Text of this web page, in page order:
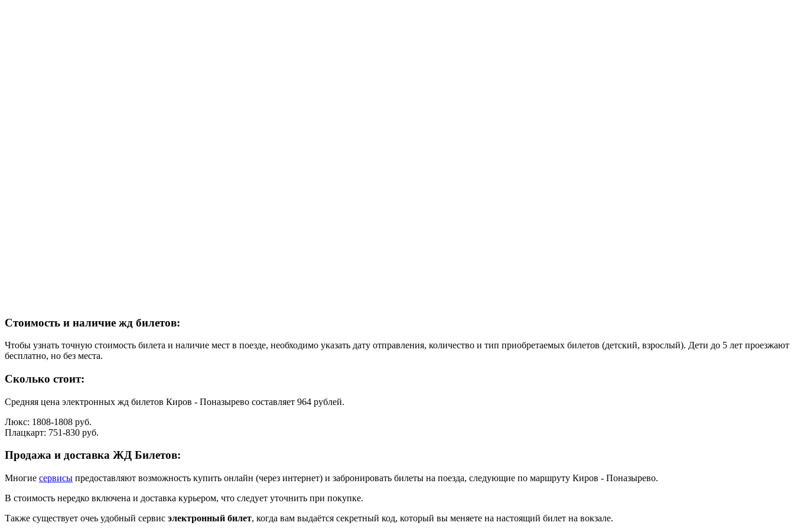
Стоимость и наличие жд билетов:
Чтобы узнать точную стоимость билета и наличие мест в поезде, необходимо указать дату отправления, количество и тип приобретаемых билетов (детский, взрослый). Дети до 5 лет проезжают
бесплатно, но без места.
Сколько стоит:
Средняя цена электронных жд билетов Киров - Поназырево составляет 964 рублей.
Люкс: 1808-1808 руб.
Плацкарт: 751-830 руб.
Продажа и доставка ЖД Билетов:
Многие сервисы предоставляют возможность купить онлайн (через интернет) и забронировать билеты на поезда, следующие по маршруту Киров - Поназырево.
В стоимость нередко включена и доставка курьером, что следует уточнить при покупке.
Также существует очеь удобный сервис электронный билет, когда вам выдаётся секретный код, который вы меняете на настоящий билет на вокзале.